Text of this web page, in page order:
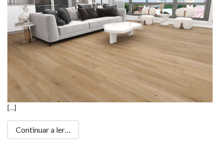
[…]
Continuar a ler…